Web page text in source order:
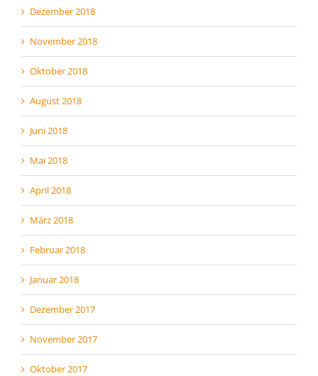
Dezember 2018
November 2018
Oktober 2018
August 2018
Juni 2018
Mai 2018
April 2018
März 2018
Februar 2018
Januar 2018
Dezember 2017
November 2017
Oktober 2017